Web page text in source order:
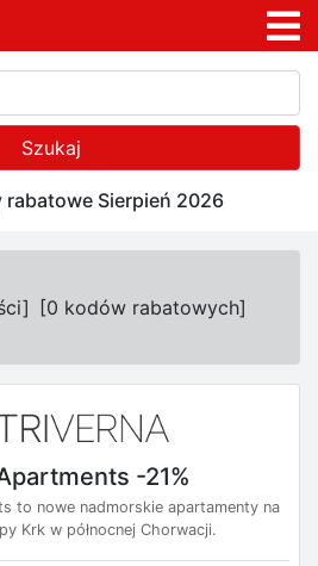
Szukaj
rabatowe Sierpień 2026
] [0 kodów rabatowych]
-21%
to nowe nadmorskie apartamenty na
Krk w północnej Chorwacji.